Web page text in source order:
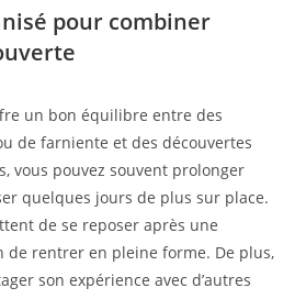
pour combiner
un bon équilibre entre des
de farniente et des découvertes
vous pouvez souvent prolonger
quelques jours de plus sur place.
de se reposer après une
de rentrer en pleine forme. De plus,
son expérience avec d’autres